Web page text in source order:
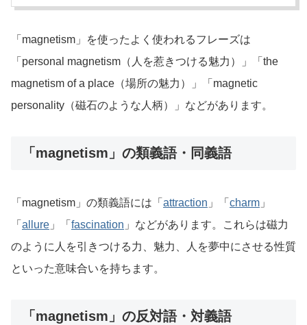
「magnetism」を使ったよく使われるフレーズは
「personal magnetism（人を惹きつける魅力）」「the
magnetism of a place（場所の魅力）」「magnetic
personality（磁石のような人柄）」などがあります。
「magnetism」の類義語・同義語
「magnetism」の類義語には「 attraction 」「 charm 」
「 allure 」「 fascination 」などがあります。これらは磁力
のように人を引きつける力、魅力、人を夢中にさせる性質
といった意味合いを持ちます。
「magnetism」の反対語・対義語